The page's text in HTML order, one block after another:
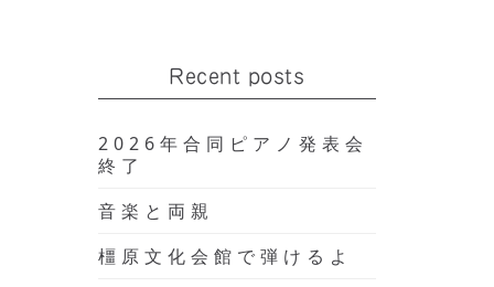
Recent posts
2026年合同ピアノ発表会
終了
音楽と両親
橿原文化会館で弾けるよ